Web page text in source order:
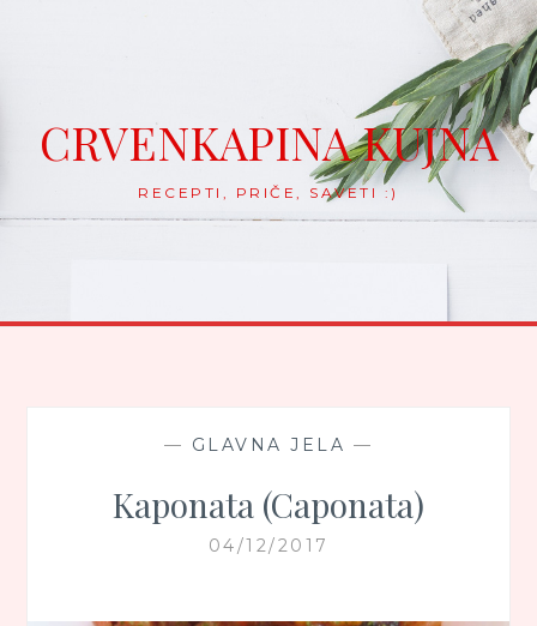
CRVENKAPINA KUJNA
RECEPTI, PRIČE, SAVETI :)
— GLAVNA JELA —
Kaponata (Caponata)
04/12/2017